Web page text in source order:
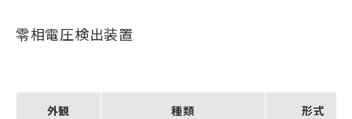
零相電圧検出装置
外観 種類 形式